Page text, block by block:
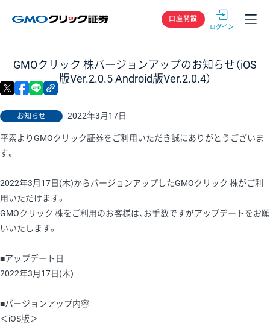
GMOクリック
口座開設
GMOクリック 株バージョンアップのお知らせ（iOS
版Ver.2.0.5 Android版Ver.2.0.4）
お知らせ 2022年3月17日
X facebook
平素よりGMOクリック証券をご利用いただき誠にありがとうございま
す。
2022年3月17日(木)からバージョンアップしたGMOクリック 株がご利
用いただけます。
GMOクリック 株をご利用のお客様は、お手数ですがアップデートをお願
いいたします。
■アップデート日
2022年3月17日(木)
■バージョンアップ内容
＜iOS版＞